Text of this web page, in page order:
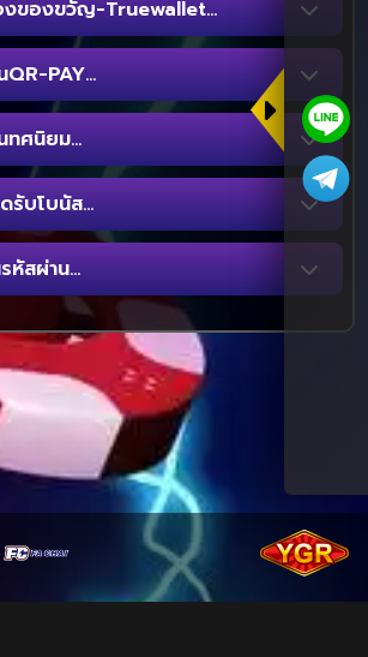
ของขวัญ-Truewallet...
PAY...
ทศนิยม...
รับโบนัส...
หัสผ่าน...